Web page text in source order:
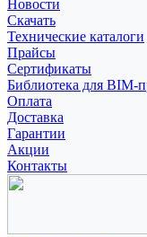
Новости
Скачать
Технические каталоги
Прайсы
Сертификаты
Библиотека для BIM-
Оплата
Доставка
Гарантии
Акции
Контакты